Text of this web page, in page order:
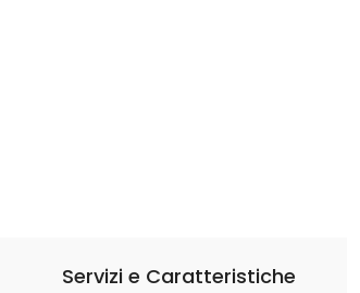
Servizi e Caratteristiche